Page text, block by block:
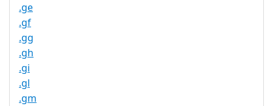
.ge
.gf
.gg
.gh
.gi
.gl
.gm